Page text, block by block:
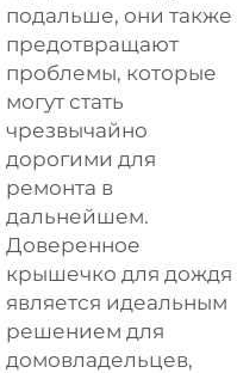
подальше, они также
предотвращают
проблемы, которые
могут стать
чрезвычайно
дорогими для
ремонта в
дальнейшем.
Доверенное
крышечко для дождя
является идеальным
решением для
домовладельцев,